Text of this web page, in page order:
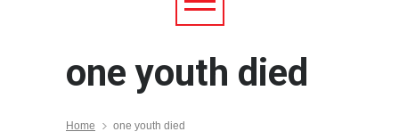
one youth died
Home one youth died